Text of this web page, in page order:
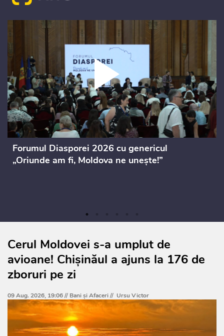
Forumul Diasporei 2026 cu genericul
„Oriunde am fi, Moldova ne unește!”
Cerul Moldovei s-a umplut de
avioane! Chișinăul a ajuns la 176 de
zboruri pe zi
09 Aug. 2026, 19:06 // Bani și Afaceri// Ursu Victor